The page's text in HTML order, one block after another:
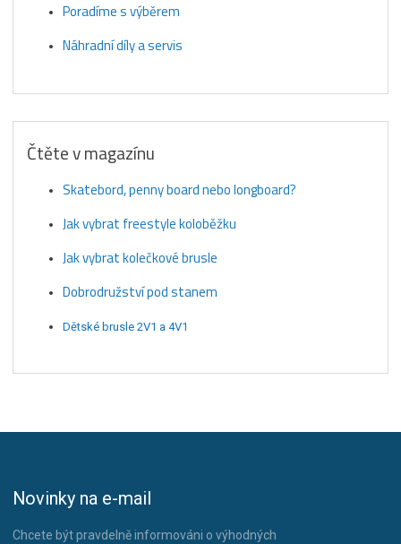
Poradíme s výběrem
Náhradní díly a servis
Čtěte v magazínu
Skatebord, penny board nebo longboard?
Jak vybrat freestyle koloběžku
Jak vybrat kolečkové brusle
Dobrodružství pod stanem
Dětské brusle 2V1 a 4V1
Novinky na e-mail
Chcete být pravdelně informováni o výhodných